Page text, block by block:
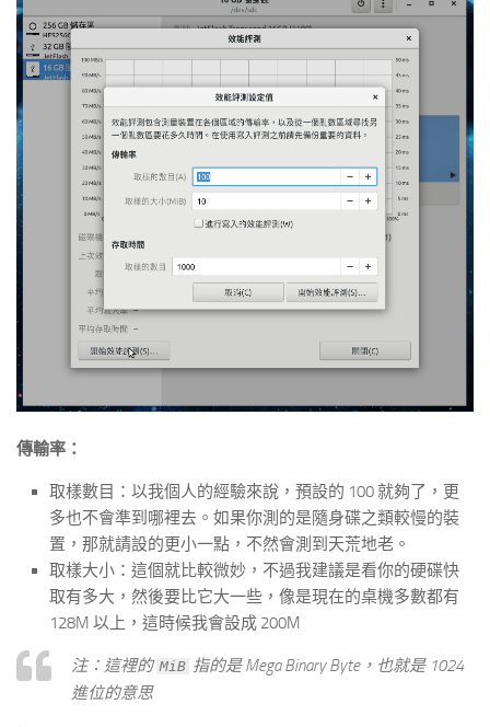
傳輸率：
取樣數目：以我個人的經驗來說，預設的 100 就夠了，更
多也不會準到哪裡去。如果你測的是隨身碟之類較慢的裝
置，那就請設的更小一點，不然會測到天荒地老。
取樣大小：這個就比較微妙，不過我建議是看你的硬碟快
取有多大，然後要比它大一些，像是現在的桌機多數都有
128M 以上，這時候我會設成 200M
注：這裡的 MiB 指的是 Mega Binary Byte，也就是 1024
進位的意思